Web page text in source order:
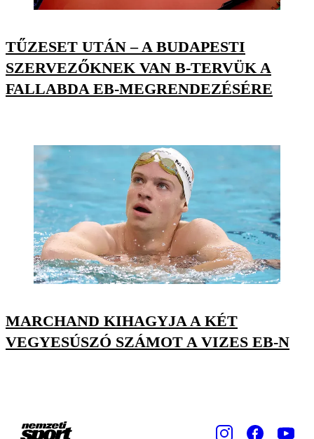
TŰZESET UTÁN – A BUDAPESTI
SZERVEZŐKNEK VAN B-TERVÜK A
FALLABDA EB-MEGRENDEZÉSÉRE
MARCHAND KIHAGYJA A KÉT
VEGYESÚSZÓ SZÁMOT A VIZES EB-N